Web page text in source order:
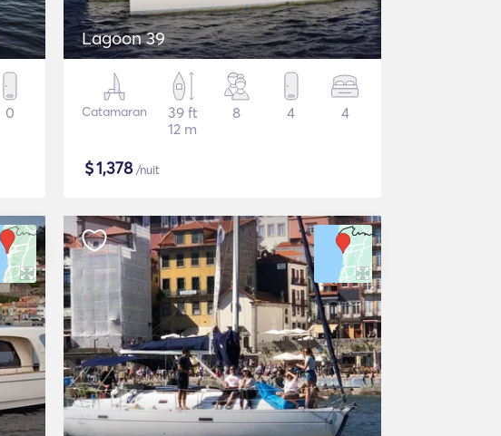
0
Lagoon 39
Catamaran
39 ft
12 m
8 4 4
$1,378/nuit